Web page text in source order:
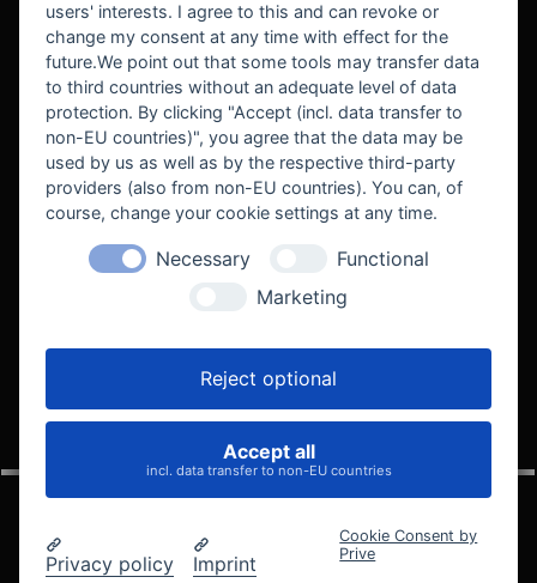
BEKANNT AUS
VELOCITY AUTOMOTIVE
© 2005 - 2026 Velocity Automotive
users' interests. I agree to this and can revoke or
change my consent at any time with effect for the
future.We point out that some tools may transfer data
to third countries without an adequate level of data
protection. By clicking "Accept (incl. data transfer to
non-EU countries)", you agree that the data may be
used by us as well as by the respective third-party
providers (also from non-EU countries). You can, of
course, change your cookie settings at any time.
Necessary
Functional
Marketing
Reject optional
Accept all
incl. data transfer to non-EU countries
Privacy policy Imprint
Cookie Consent by
Prive